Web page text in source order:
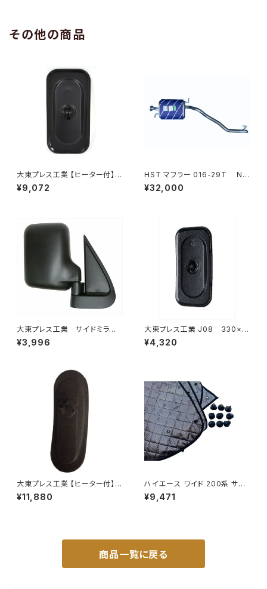
その他の商品
大東プレス工業 【ヒーター付】サ
イドミラー/バックミラーJ08 DI
-7BZ
¥9,072
HST マフラー 016-29T NV
350キャラバン VR2E26 ニッサ
ン 本体オールステンレス 車検
¥32,000
大東プレス工業 サイドミラー/
バックミラー ダイハツ ハイ
ゼット トラック 右 99年～
¥3,996
大東プレス工業 J08 330×1
70 サイドミラー/バックミラー
L012 黒 DI-7B
¥4,320
大東プレス工業 【ヒーター付】サ
イドミラー/バックミラー H40
0 ヒーター DI-8Z
¥11,880
ハイエース ワイド 200系 サン
シェード キャンピング 4層構造
車中泊 遮光 断熱 暑さ対策 盗
¥9,471
商品一覧に戻る